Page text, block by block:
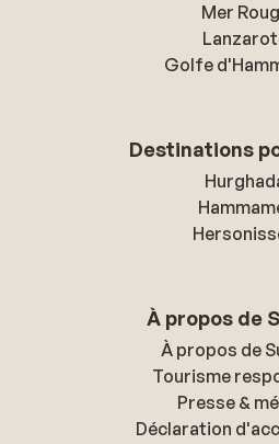
Mer
Golfe
Destinations
À propos de
À propos de
Tourisme
Presse &
Déclaration